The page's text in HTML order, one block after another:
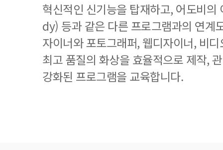
혁신적인 신기능을 탑재하고, 어도비
dy) 등과 같은 다른 프로그램과의 연계
자이너와 포토그래퍼, 웹디자이너, 비
최고 품질의 화상을 효율적으로 제작,
강화된 프로그램을 교육합니다.